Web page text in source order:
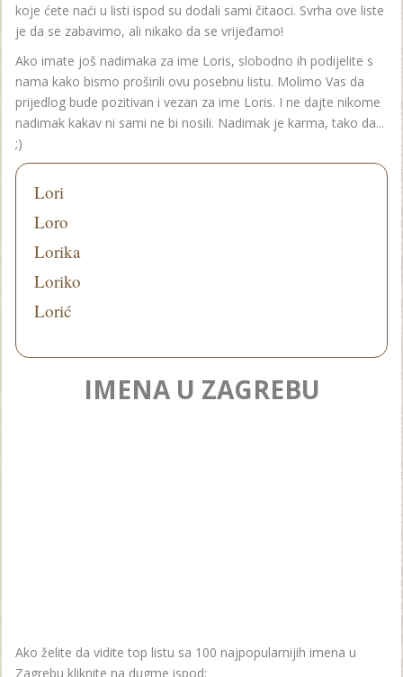
koje ćete naći u listi ispod su dodali sami čitaoci. Svrha ove liste
je da se zabavimo, ali nikako da se vrijeđamo!
Ako imate još nadimaka za ime Loris, slobodno ih podijelite s
nama kako bismo proširili ovu posebnu listu. Molimo Vas da
prijedlog bude pozitivan i vezan za ime Loris. I ne dajte nikome
nadimak kakav ni sami ne bi nosili. Nadimak je karma, tako da...
;)
Lori
Loro
Lorika
Loriko
Lorić
IMENA U ZAGREBU
Ako želite da vidite top listu sa 100 najpopularnijih imena u
Zagrebu kliknite na dugme ispod: